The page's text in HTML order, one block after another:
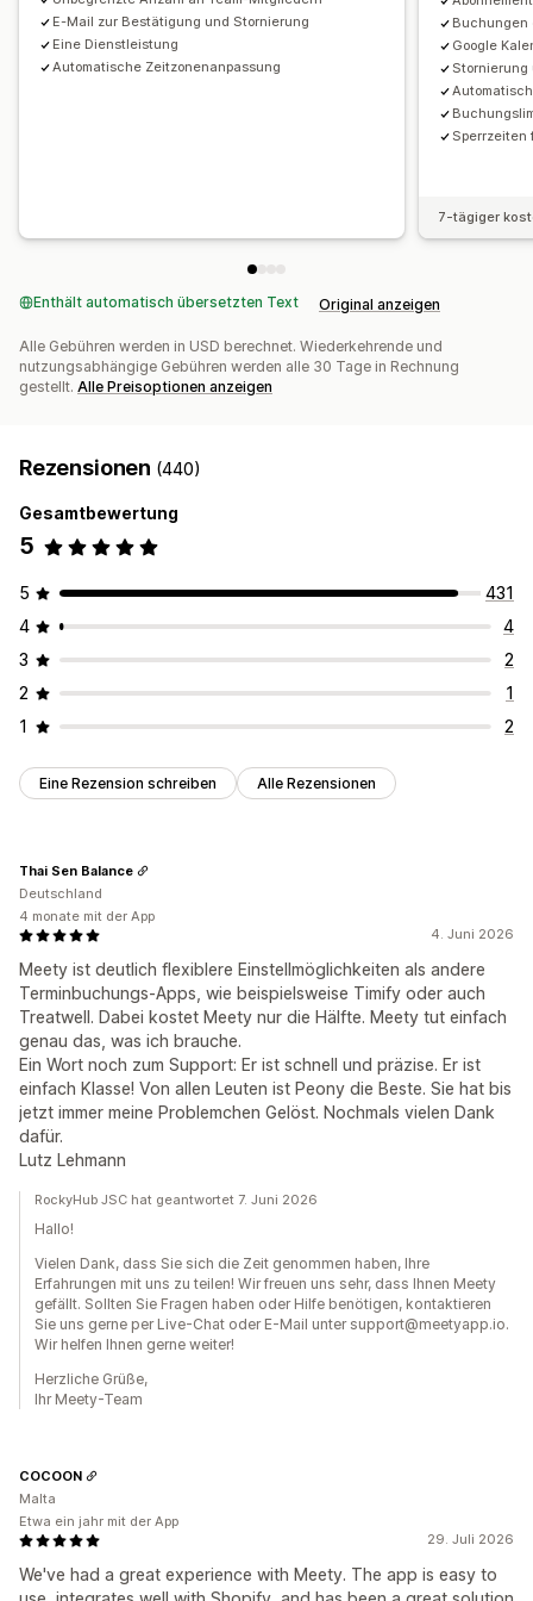
Buchungsseiten Kalender-Widget
Benutzerdefinierte Tickets
Benutzerdefinierte Formulare
Benutzerdefinierte Benachrichtigungen
E-Mail zur Bestätigung und Stornierung
Eine Dienstleistung
Automatische Zeitzonenanpassung
Buchungen
Google
Stornierung
Sperrzeiten
7-tägiger
Enthält automatisch übersetzten Text Original anzeigen
Alle Gebühren werden in USD berechnet. Wiederkehrende und
nutzungsabhängige Gebühren werden alle 30 Tage in Rechnung
gestellt. Alle Preisoptionen anzeigen
Rezensionen (440)
Gesamtbewertung
5
5
431
4
4
3
2
2
1
1
2
Eine Rezension schreiben Alle Rezensionen
4. Juni 2026
Meety ist deutlich flexiblere Einstellmöglichkeiten als andere
Terminbuchungs-Apps, wie beispielsweise Timify oder auch
Treatwell. Dabei kostet Meety nur die Hälfte. Meety tut einfach
genau das, was ich brauche.
Ein Wort noch zum Support: Er ist schnell und präzise. Er ist
einfach Klasse! Von allen Leuten ist Peony die Beste. Sie hat bis
jetzt immer meine Problemchen Gelöst. Nochmals vielen Dank
dafür.
Lutz Lehmann
Thai Sen Balance
Deutschland
4 monate mit der App
RockyHub JSC hat geantwortet 7. Juni 2026
Hallo!
Vielen Dank, dass Sie sich die Zeit genommen haben, Ihre
Erfahrungen mit uns zu teilen! Wir freuen uns sehr, dass Ihnen Meety
gefällt. Sollten Sie Fragen haben oder Hilfe benötigen, kontaktieren
Sie uns gerne per Live-Chat oder E-Mail unter support@meetyapp.io.
Wir helfen Ihnen gerne weiter!
Herzliche Grüße,
Ihr Meety-Team
29. Juli 2026
We've had a great experience with Meety. The app is easy to
COCOON
Malta
Etwa ein jahr mit der App